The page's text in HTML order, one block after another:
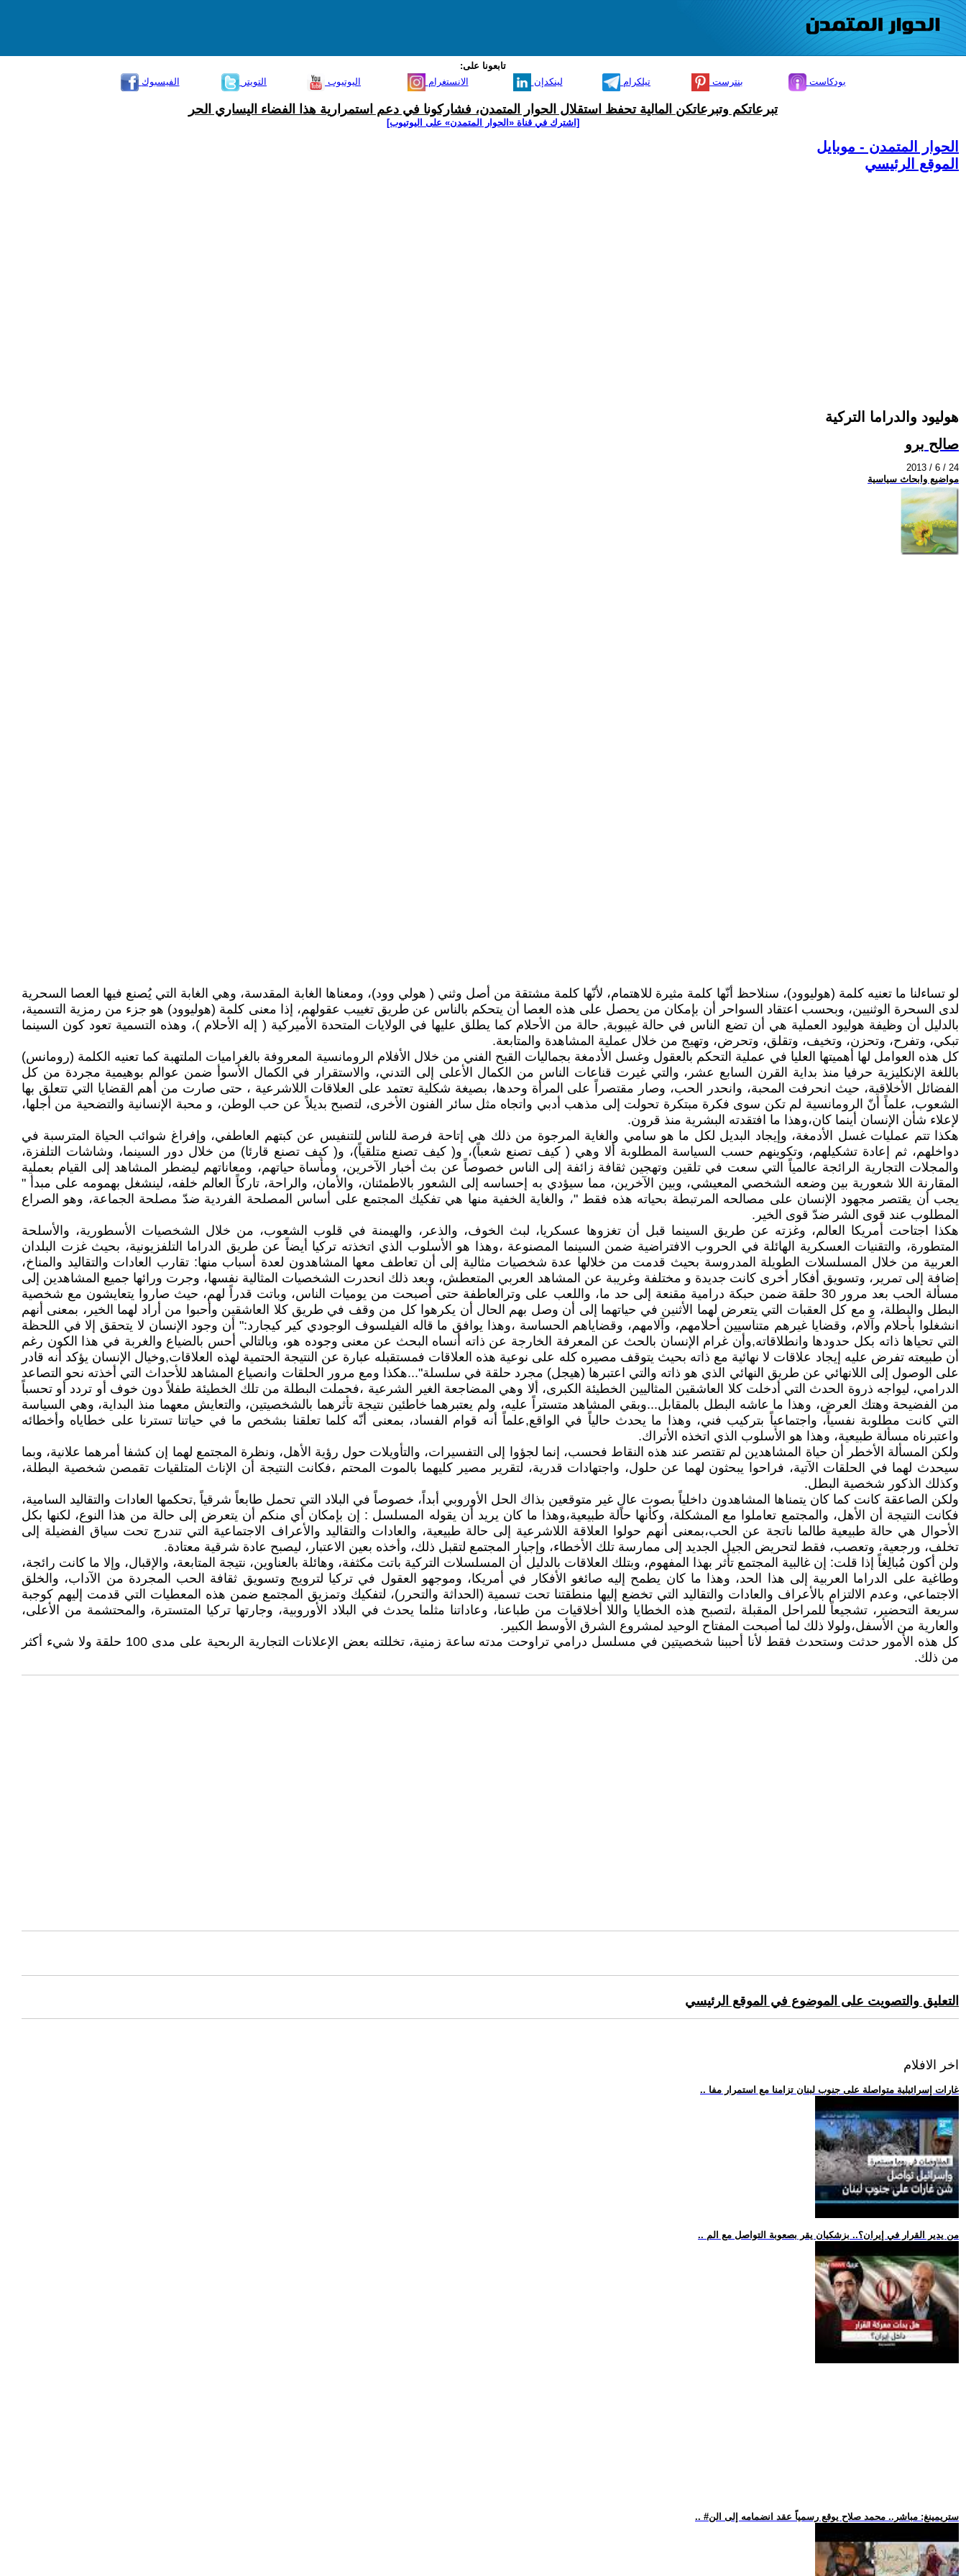
تابعونا على:
الفيسبوك
التويتر اليوتيوب الانستغرام لينكدإن تيلكرام بنترست بودكاست
تبرعاتكم وتبرعاتكن المالية تحفظ استقلال الحوار المتمدن، فشاركونا في دعم استمرارية هذا الفضاء اليساري الحر
[اشترك في قناة ‫«الحوار المتمدن» على اليوتيوب]
الحوار المتمدن - موبايل
الموقع الرئيسي
هوليود والدراما التركية
صالح برو
2013 / 6 / 24
مواضيع وابحاث سياسية
لو تساءلنا ما تعنيه كلمة (هوليوود)، سنلاحظ أنّها كلمة مثيرة للاهتمام، لأنّها كلمة مشتقة من أصل وثني ( هولي وود)، ومعناها الغابة المقدسة، وهي الغابة التي يُصنع فيها العصا السحرية
لدى السحرة الوثنيين، وبحسب اعتقاد السواحر أن بإمكان من يحصل على هذه العصا أن يتحكم بالناس عن طريق تغييب عقولهم، إذا معنى كلمة (هوليوود) هو جزء من رمزية التسمية،
بالدليل أن وظيفة هوليود العملية هي أن تضع الناس في حالة غيبوبة, حالة من الأحلام كما يطلق عليها في الولايات المتحدة الأميركية ( إله الأحلام )، وهذه التسمية تعود كون السينما
تبكي، وتفرح، وتحزن، وتخيف، وتقلق، وتحرض، وتهيج من خلال عملية المشاهدة والمتابعة.
كل هذه العوامل لها أهميتها العليا في عملية التحكم بالعقول وغسل الأدمغة بجماليات القبح الفني من خلال الأفلام الرومانسية المعروفة بالغراميات الملتهبة كما تعنيه الكلمة (رومانس)
باللغة الإنكليزية حرفيا منذ بداية القرن السابع عشر، والتي غيرت قناعات الناس من الكمال الأعلى إلى التدني، والاستقرار في الكمال الأسوأ ضمن عوالم بوهيمية مجردة من كل
الفضائل الأخلاقية، حيث انحرفت المحبة، وانحدر الحب، وصار مقتصراً على المرأة وحدها، بصيغة شكلية تعتمد على العلاقات اللاشرعية ، حتى صارت من أهم القضايا التي تتعلق بها
الشعوب، علماً أنّ الرومانسية لم تكن سوى فكرة مبتكرة تحولت إلى مذهب أدبي واتجاه مثل سائر الفنون الأخرى، لتصبح بديلاً عن حب الوطن، و محبة الإنسانية والتضحية من أجلها،
لإعلاء شأن الإنسان أينما كان،وهذا ما افتقدته البشرية منذ قرون.
هكذا تتم عمليات غسل الأدمغة، وإيجاد البديل لكل ما هو سامي والغاية المرجوة من ذلك هي إتاحة فرصة للناس للتنفيس عن كبتهم العاطفي، وإفراغ شوائب الحياة المترسبة في
دواخلهم، ثم إعادة تشكيلهم، وتكوينهم حسب السياسة المطلوبة ألا وهي ( كيف تصنع شعباً)، و( كيف تصنع متلقياً)، و( كيف تصنع قارئا) من خلال دور السينما، وشاشات التلفزة،
والمجلات التجارية الرائجة عالمياً التي سعت في تلقين وتهجين ثقافة زائفة إلى الناس خصوصاً عن بث أخبار الآخرين، ومأساة حياتهم، ومعاناتهم ليضطر المشاهد إلى القيام بعملية
المقارنة اللا شعورية بين وضعه الشخصي المعيشي، وبين الآخرين، مما سيؤدي به إحساسه إلى الشعور بالاطمئنان، والأمان، والراحة، تاركاً العالم خلفه، لينشغل بهمومه على مبدأ "
يجب أن يقتصر مجهود الإنسان على مصالحه المرتبطة بحياته هذه فقط "، والغاية الخفية منها هي تفكيك المجتمع على أساس المصلحة الفردية ضدّ مصلحة الجماعة، وهو الصراع
المطلوب عند قوى الشر ضدّ قوى الخير.
هكذا اجتاحت أمريكا العالم، وغزته عن طريق السينما قبل أن تغزوها عسكريا، لبث الخوف، والذعر، والهيمنة في قلوب الشعوب، من خلال الشخصيات الأسطورية، والأسلحة
المتطورة، والتقنيات العسكرية الهائلة في الحروب الافتراضية ضمن السينما المصنوعة ،وهذا هو الأسلوب الذي اتخذته تركيا أيضاً عن طريق الدراما التلفزيونية، بحيث غزت البلدان
العربية من خلال المسلسلات الطويلة المدروسة بحيث قدمت من خلالها عدة شخصيات مثالية إلى أن تعاطف معها المشاهدون لعدة أسباب منها: تقارب العادات والتقاليد والمناخ،
إضافة إلى تمرير، وتسويق أفكار أخرى كانت جديدة و مختلفة وغريبة عن المشاهد العربي المتعطش، وبعد ذلك انحدرت الشخصيات المثالية نفسها، وجرت ورائها جميع المشاهدين إلى
مسألة الحب بعد مرور 30 حلقة ضمن حبكة درامية مقنعة إلى حد ما، واللعب على وترالعاطفة حتى أصبحت من يوميات الناس، وباتت قدراً لهم، حيث صاروا يتعايشون مع شخصية
البطل والبطلة، و مع كل العقبات التي يتعرض لهما الأثنين في حياتهما إلى أن وصل بهم الحال أن يكرهوا كل من وقف في طريق كلا العاشقين وأحبوا من أراد لهما الخير، بمعنى أنهم
انشغلوا بأحلام وآلام، وقضايا غيرهم متناسيين أحلامهم، وآلامهم، وقضاياهم الحساسة ،وهذا يوافق ما قاله الفيلسوف الوجودي كير كيجارد:" أن وجود الإنسان لا يتحقق إلا في اللحظة
التي تحياها ذاته بكل حدودها وانطلاقاته,وأن غرام الإنسان بالحث عن المعرفة الخارجة عن ذاته أنساه البحث عن معنى وجوده هو، وبالتالي أحس بالضياع والغربة في هذا الكون رغم
أن طبيعته تفرض عليه إيجاد علاقات لا نهائية مع ذاته بحيث يتوقف مصيره كله على نوعية هذه العلاقات فمستقبله عبارة عن النتيجة الحتمية لهذه العلاقات,وخيال الإنسان يؤكد أنه قادر
على الوصول إلى اللانهائي عن طريق النهائي الذي هو ذاته والتي اعتبرها (هيجل) مجرد حلقة في سلسلة"...هكذا ومع مرور الحلقات وانصياع المشاهد للأحداث التي أخذته نحو التصاعد
الدرامي، ليواجه ذروة الحدث التي أدخلت كلا العاشقين المثاليين الخطيئة الكبرى، ألا وهي المضاجعة الغير الشرعية ،فحملت البطلة من تلك الخطيئة طفلاً دون خوف أو تردد أو تحسباً
من الفضيحة وهتك العرض، وهذا ما عاشه البطل بالمقابل...وبقي المشاهد متستراً عليه، ولم يعتبرهما خاطئين نتيجة تأثرهما بالشخصيتين، والتعايش معهما منذ البداية، وهي السياسة
التي كانت مطلوبة نفسياً، واجتماعياً بتركيب فني، وهذا ما يحدث حالياً في الواقع,علماً أنه قوام الفساد، بمعنى أنّه كلما تعلقنا بشخص ما في حياتنا تسترنا على خطاياه وأخطائه
واعتبرناه مسألة طبيعية، وهذا هو الأسلوب الذي اتخذه الأتراك.
ولكن المسألة الأخطر أن حياة المشاهدين لم تقتصر عند هذه النقاط فحسب، إنما لجؤوا إلى التفسيرات، والتأويلات حول رؤية الأهل، ونظرة المجتمع لهما إن كشفا أمرهما علانية، وبما
سيحدث لهما في الحلقات الآتية، فراحوا يبحثون لهما عن حلول، واجتهادات قدرية، لتقرير مصير كليهما بالموت المحتم ،فكانت النتيجة أن الإناث المتلقيات تقمصن شخصية البطلة،
وكذلك الذكور شخصية البطل.
ولكن الصاعقة كانت كما كان يتمناها المشاهدون داخلياً بصوت عالٍ غير متوقعين بذاك الحل الأوروبي أبداً، خصوصاً في البلاد التي تحمل طابعاً شرقياً ,تحكمها العادات والتقاليد السامية،
فكانت النتيجة أن الأهل، والمجتمع تعاملوا مع المشكلة، وكأنها حالة طبيعية،وهذا ما كان يريد أن يقوله المسلسل : إن بإمكان أي منكم أن يتعرض إلى حالة من هذا النوع، لكنها بكل
الأحوال هي حالة طبيعية طالما ناتجة عن الحب،بمعنى أنهم حولوا العلاقة اللاشرعية إلى حالة طبيعية، والعادات والتقاليد والأعراف الاجتماعية التي تندرج تحت سياق الفضيلة إلى
تخلف، ورجعية، وتعصب، فقط لتحريض الجيل الجديد إلى ممارسة تلك الأخطاء، وإجبار المجتمع لتقبل ذلك، وأخذه بعين الاعتبار، ليصبح عادة شرقية معتادة.
ولن أكون مُبالِغاً إذا قلت: إن غالبية المجتمع تأثر بهذا المفهوم، وبتلك العلاقات بالدليل أن المسلسلات التركية باتت مكثفة، وهائلة بالعناوين، نتيجة المتابعة، والإقبال، وإلا ما كانت رائجة،
وطاغية على الدراما العربية إلى هذا الحد، وهذا ما كان يطمح إليه صائغو الأفكار في أمريكا، وموجهو العقول في تركيا لترويج وتسويق ثقافة الحب المجردة من الآداب، والخلق
الاجتماعي، وعدم الالتزام بالأعراف والعادات والتقاليد التي تخضع إليها منطقتنا تحت تسمية (الحداثة والتحرر)، لتفكيك وتمزيق المجتمع ضمن هذه المعطيات التي قدمت إليهم كوجبة
سريعة التحضير، تشجيعاً للمراحل المقبلة ،لتصبح هذه الخطايا واللا أخلاقيات من طباعنا، وعاداتنا مثلما يحدث في البلاد الأوروبية، وجارتها تركيا المتسترة، والمحتشمة من الأعلى،
والعارية من الأسفل،ولولا ذلك لما أصبحت المفتاح الوحيد لمشروع الشرق الأوسط الكبير.
كل هذه الأمور حدثت وستحدث فقط لأنا أحببنا شخصيتين في مسلسل درامي تراوحت مدته ساعة زمنية، تخللته بعض الإعلانات التجارية الربحية على مدى 100 حلقة ولا شيء أكثر
من ذلك.
التعليق والتصويت على الموضوع في الموقع الرئيسي
اخر الافلام
.. غارات إسرائيلية متواصلة على جنوب لبنان تزامنا مع استمرار مفا
.. من يدير القرار في إيران؟.. بزشكيان يقر بصعوبة التواصل مع الم
.. #ستريمينغ: مباشر.. محمد صلاح يوقع رسمياً عقد انضمامه إلى الن